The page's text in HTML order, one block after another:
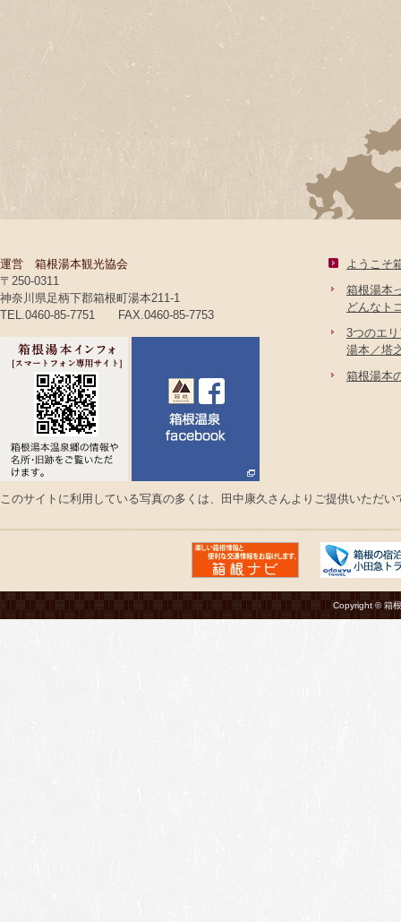
運営 箱根湯本観光協会
〒250-0311
神奈川県足柄下郡箱根町湯本211-1
TEL.0460-85-7751 FAX.0460-85-7753
ようこそ
箱根湯本
どんなト
3つのエ
湯本／塔
箱根湯本
このサイトに利用している写真の多くは、田中康久さんよりご提供いただい
Copyright © 箱